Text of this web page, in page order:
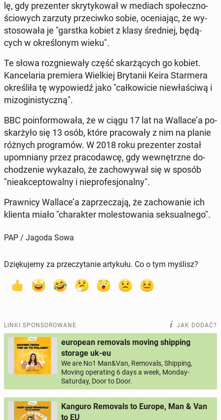
lę, gdy pre­zen­ter skry­ty­ko­wał w mediach spo­łecz­no­
ścio­wych zarzuty prze­ciw­ko sobie, oce­nia­jąc, że wy­
sto­so­wa­ła je "garstka kobiet z klasy śred­niej, bę­dą­
cych w okre­ślo­nym wieku".
Te słowa roz­gnie­wa­ły część skar­żą­cych go kobiet.
Kan­ce­la­ria pre­mie­ra Wiel­kiej Bry­ta­nii Keira Star­me­ra
okre­śli­ła tę wy­po­wiedź jako "cał­ko­wi­cie nie­wła­ści­wą i
mi­zo­gi­ni­stycz­ną".
BBC po­in­for­mo­wa­ła, że w ciągu 17 lat na Wallace’a po­
skar­ży­ło się 13 osób, które pra­co­wa­ły z nim na planie
różnych pro­gra­mów. W 2018 roku pre­zen­ter został
upo­mnia­ny przez pra­co­daw­cę, gdy we­wnętrz­ne do­
cho­dze­nie wy­ka­za­ło, że za­cho­wy­wał się w sposób
"nie­ak­cep­to­wal­ny i nie­pro­fe­sjo­nal­ny".
Praw­ni­cy Wallace’a za­prze­cza­ją, że za­cho­wa­nie ich
klienta miało "cha­rak­ter mo­le­sto­wa­nia sek­su­al­ne­go".
PAP / Jagoda Sowa
Dziękujemy za przeczytanie artykułu. Co o tym myślisz?
LINKI SPONSOROWANE JAK DODAĆ?
european removals moving shipping
storage uk-eu
We are No1 Man&Van, Removals, Shipping,
Moving operating 6 days a week, Monday-
Saturday, Door to Door.
Kanguro Removals to Europe, Man & Van
to EU